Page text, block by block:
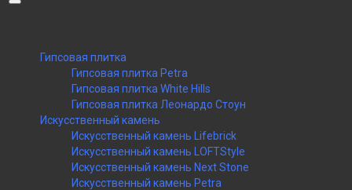
Гипсовая плитка
Гипсовая плитка Petra
Гипсовая плитка White Hills
Гипсовая плитка Леонардо Стоун
Искусственный камень
Искусственный камень Lifebrick
Искусственный камень LOFTStyle
Искусственный камень Next Stone
Искусственный камень Petra